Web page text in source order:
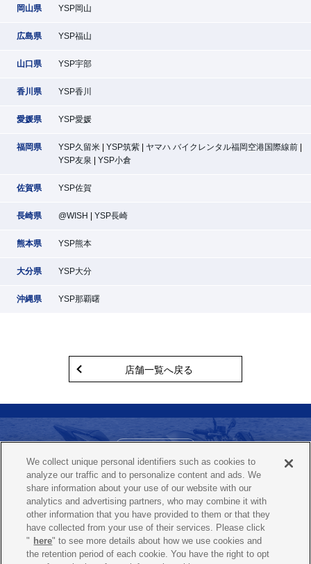
岡山県 YSP岡山
広島県 YSP福山
山口県 YSP宇部
香川県 YSP香川
愛媛県 YSP愛媛
福岡県 YSP久留米 YSP筑紫
ヤマハ バイクレンタル福岡空港国際線前
YSP友泉
YSP小倉
佐賀県 YSP佐賀
長崎県 @WISH YSP長崎
熊本県 YSP熊本
大分県 YSP大分
沖縄県 YSP那覇曙
店舗一覧へ戻る
ヤマハ バイクレンタルコールセンター
0120-819-117 （365日 / 24時間）
よくあるご質問 プライバシーポリシー
We collect unique personal identifiers such as cookies to
analyze our traffic and to personalize content and ads. We
share information about your use of our website with our
analytics and advertising partners, who may combine it with
other information that you have provided to them or that they
have collected from your use of their services. Please click
" here" to see more details about how we use cookies and
the retention period of each cookie. You have the right to opt